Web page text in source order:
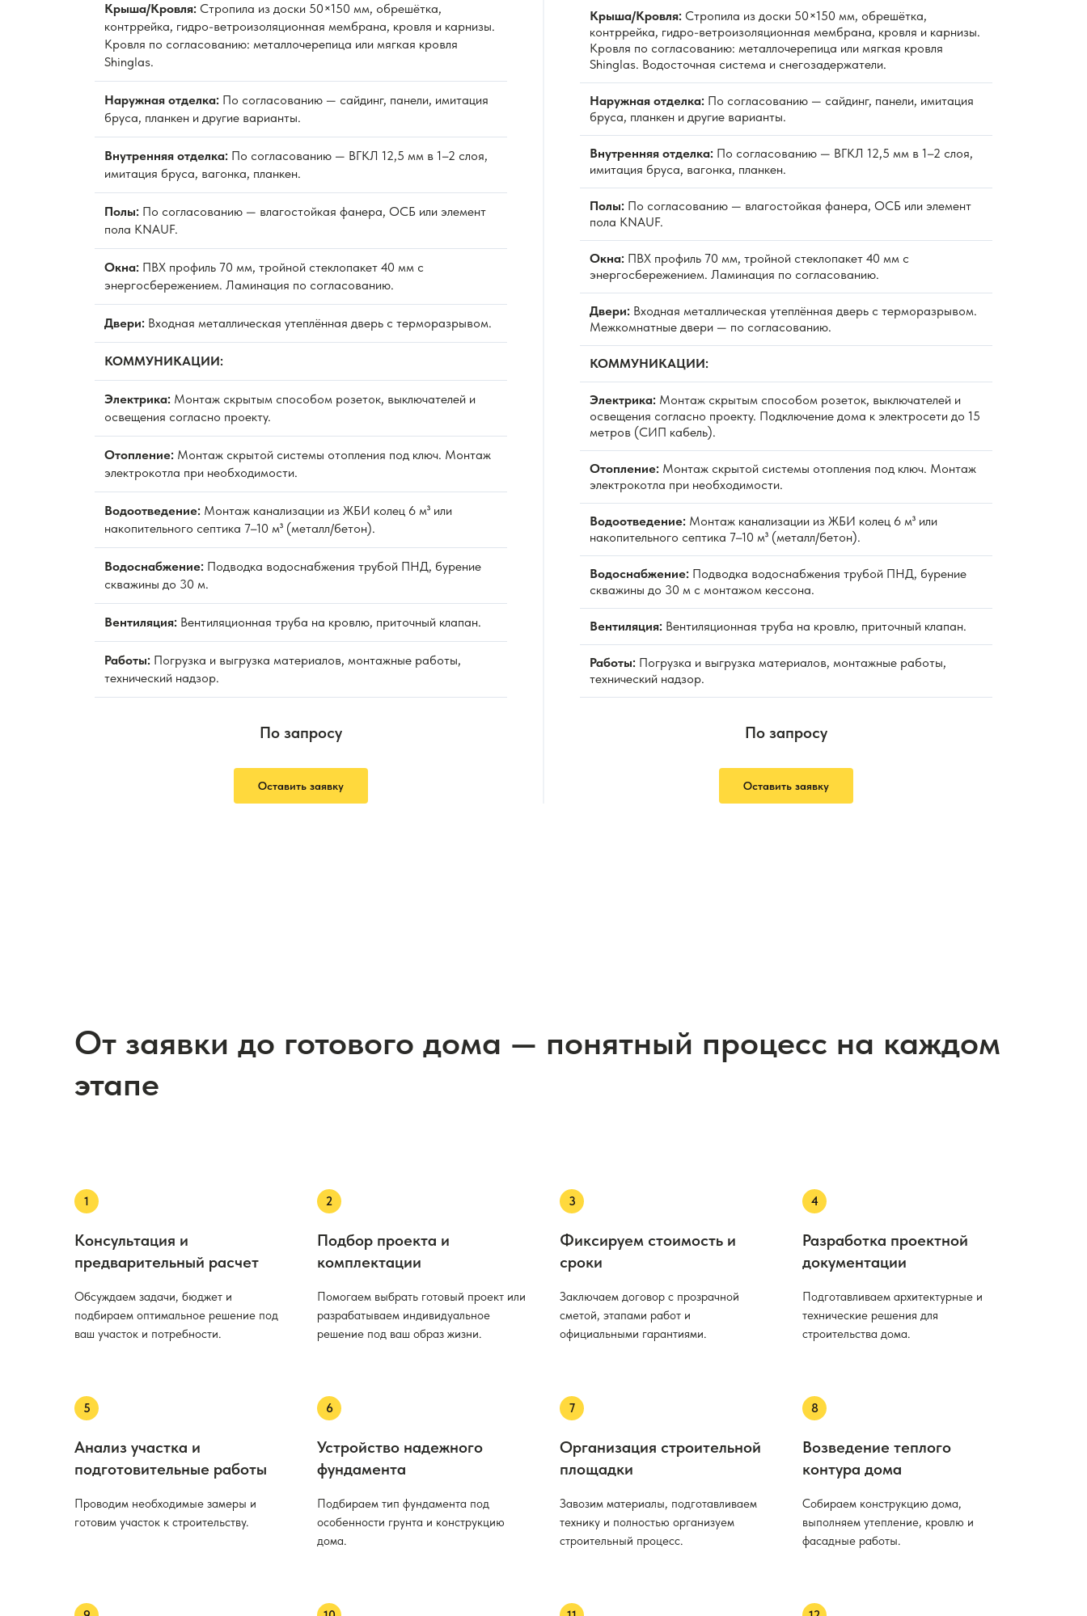
Крыша/Кровля: Стропила из доски 50×150 мм, обрешётка,
контррейка, гидро-ветроизоляционная мембрана, кровля и карнизы.
Кровля по согласованию: металлочерепица или мягкая кровля
Shinglas.
Наружная отделка: По согласованию — сайдинг, панели, имитация
бруса, планкен и другие варианты.
Внутренняя отделка: По согласованию — ВГКЛ 12,5 мм в 1–2 слоя,
имитация бруса, вагонка, планкен.
Полы: По согласованию — влагостойкая фанера, ОСБ или элемент
пола KNAUF.
Окна: ПВХ профиль 70 мм, тройной стеклопакет 40 мм с
энергосбережением. Ламинация по согласованию.
Двери: Входная металлическая утеплённая дверь с терморазрывом.
КОММУНИКАЦИИ:
Электрика: Монтаж скрытым способом розеток, выключателей и
освещения согласно проекту.
Отопление: Монтаж скрытой системы отопления под ключ. Монтаж
электрокотла при необходимости.
Водоотведение: Монтаж канализации из ЖБИ колец 6 м³ или
накопительного септика 7–10 м³ (металл/бетон).
Водоснабжение: Подводка водоснабжения трубой ПНД, бурение
скважины до 30 м.
Вентиляция: Вентиляционная труба на кровлю, приточный клапан.
Работы: Погрузка и выгрузка материалов, монтажные работы,
технический надзор.
По запросу
Оставить заявку
Крыша/Кровля: Стропила из доски 50×150 мм, обрешётка,
контррейка, гидро-ветроизоляционная мембрана, кровля и карнизы.
Кровля по согласованию: металлочерепица или мягкая кровля
Shinglas. Водосточная система и снегозадержатели.
Наружная отделка: По согласованию — сайдинг, панели, имитация
бруса, планкен и другие варианты.
Внутренняя отделка: По согласованию — ВГКЛ 12,5 мм в 1–2 слоя,
имитация бруса, вагонка, планкен.
Полы: По согласованию — влагостойкая фанера, ОСБ или элемент
пола KNAUF.
Окна: ПВХ профиль 70 мм, тройной стеклопакет 40 мм с
энергосбережением. Ламинация по согласованию.
Двери: Входная металлическая утеплённая дверь с терморазрывом.
Межкомнатные двери — по согласованию.
КОММУНИКАЦИИ:
Электрика: Монтаж скрытым способом розеток, выключателей и
освещения согласно проекту. Подключение дома к электросети до 15
метров (СИП кабель).
Отопление: Монтаж скрытой системы отопления под ключ. Монтаж
электрокотла при необходимости.
Водоотведение: Монтаж канализации из ЖБИ колец 6 м³ или
накопительного септика 7–10 м³ (металл/бетон).
Водоснабжение: Подводка водоснабжения трубой ПНД, бурение
скважины до 30 м с монтажом кессона.
Вентиляция: Вентиляционная труба на кровлю, приточный клапан.
Работы: Погрузка и выгрузка материалов, монтажные работы,
технический надзор.
По запросу
Оставить заявку
От заявки до готового дома — понятный процесс на каждом
этапе
Консультация и
предварительный расчет
Обсуждаем задачи, бюджет и
подбираем оптимальное решение под
ваш участок и потребности.
Подбор проекта и
комплектации
Помогаем выбрать готовый проект или
разрабатываем индивидуальное
решение под ваш образ жизни.
Фиксируем стоимость и
сроки
Заключаем договор с прозрачной
сметой, этапами работ и
официальными гарантиями.
Разработка проектной
документации
Подготавливаем архитектурные и
технические решения для
строительства дома.
Анализ участка и
подготовительные работы
Проводим необходимые замеры и
готовим участок к строительству.
Устройство надежного
фундамента
Подбираем тип фундамента под
особенности грунта и конструкцию
дома.
Организация строительной
площадки
Завозим материалы, подготавливаем
технику и полностью организуем
строительный процесс.
Возведение теплого
контура дома
Собираем конструкцию дома,
выполняем утепление, кровлю и
фасадные работы.